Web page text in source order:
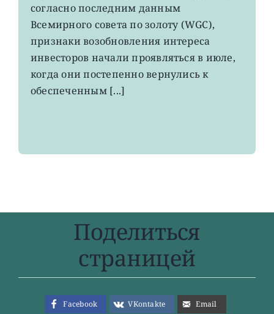
в
золотые
согласно последним данным
Всемирного совета по золоту (WGC),
признаки возобновления интереса
инвесторов начали проявляться в июле,
когда они постепенно вернулись к
обеспеченным [...]
Поделиться
страницей
Facebook VKontakte
Email